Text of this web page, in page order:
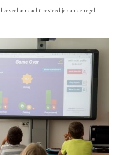
aandacht besteed je aan de regel